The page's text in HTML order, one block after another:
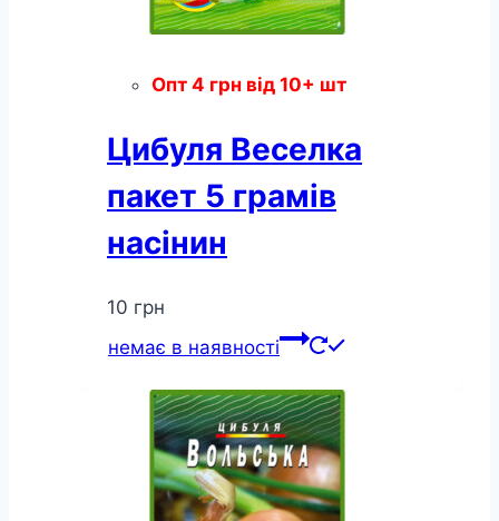
Опт 4 грн від 10+ шт
Цибуля Веселка
пакет 5 грамів
насінин
10 грн
немає в наявності